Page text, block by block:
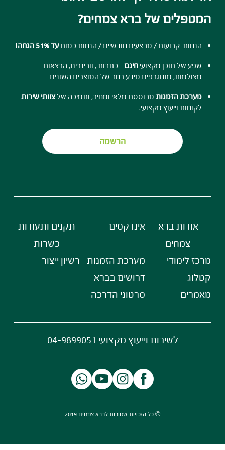
המטפלים של ברא צמחים?
הנחות קבועות / מבצעים חודשיים / הנחות כמותעד 51% הנחה!
שפע של תוכן מקצועיחינם- כתבות , וובינרים, הרצאות
מצולמות, מונוגרפים מידע רחב של המוצרים השונים
מערכת הזמנות מבוססת מלאי ומחיר, ותמיכה שלצוותי שירות
לקוחות וייעוץ מקצועי.
הרשמה
אודות ברא
צמחים
מרכז לימודי
קטלוג
מאמרים
אינדקסים
מערכת הזמנות
דרושים בברא
סרטוני הדרכה
תקנים ותעודות
כשרות
רשיון ייצור
לשירות וייעוץ מקצועי 04-9899051
© כל הזכויות שמורות לברא צמחים 2019